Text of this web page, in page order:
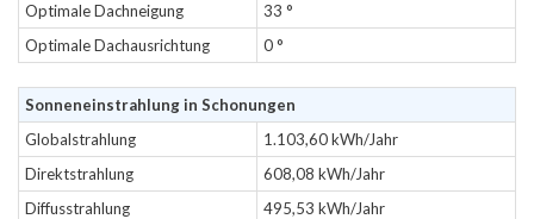
Optimale Dachneigung
33 °
Optimale Dachausrichtung
0 °
Sonneneinstrahlung in Schonungen
Globalstrahlung
1.103,60 kWh/Jahr
Direktstrahlung
608,08 kWh/Jahr
Diffusstrahlung
495,53 kWh/Jahr